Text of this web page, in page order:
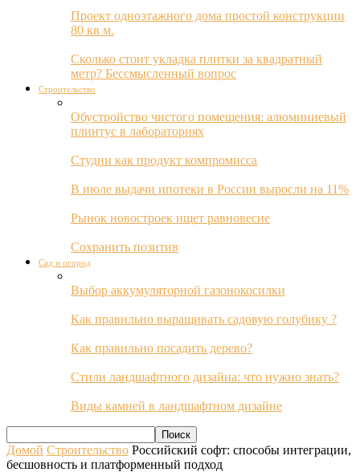
Проект одноэтажного дома простой конструкции
80 кв м.
Сколько стоит укладка плитки за квадратный
метр? Бессмысленный вопрос
Строительство
Обустройство чистого помещения: алюминиевый
плинтус в лабораториях
Студии как продукт компромисса
В июле выдачи ипотеки в России выросли на 11%
Рынок новостроек ищет равновесие
Сохранить позитив
Сад и огород
Выбор аккумуляторной газонокосилки
Как правильно выращивать садовую голубику ?
Как правильно посадить дерево?
Стили ландшафтного дизайна: что нужно знать?
Виды камней в ландшафтном дизайне
Домой Строительство Российский софт: способы интеграции,
бесшовность и платформенный подход